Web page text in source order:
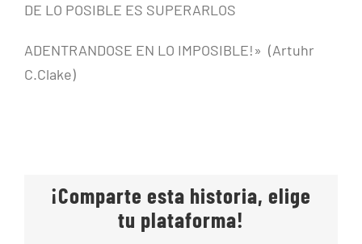
DE LO POSIBLE ES SUPERARLOS
ADENTRANDOSE EN LO IMPOSIBLE!» (Artuhr
C.Clake)
¡Comparte esta historia, elige
tu plataforma!